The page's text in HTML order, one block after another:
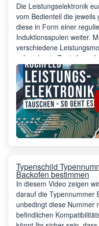
Die Leistungselektronik
vom Bedienteil die
diese in Form einer
Induktionsspulen weiter.
verschiedene
sehr robuste Bauteile
Typenschild
Backofen bestimmen
In diesem Video zeigen
darauf die Typennummer
unbedingt diese Nummer
befindlichen